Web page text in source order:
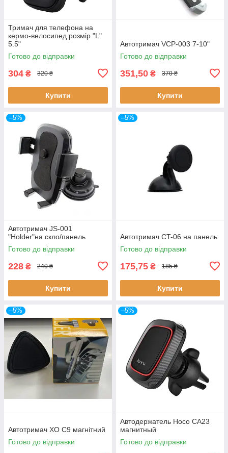
Тримач для телефона на
кермо-велосипед розмір "L"
5.5"
Готово до відправки
304 ₴ 320 ₴
Купити
Автотримач VCP-003 7-10"
Готово до відправки
351,50 ₴ 370 ₴
Купити
–5%
Автотримач JS-001
"Holder"на скло/панель
Готово до відправки
228 ₴ 240 ₴
Купити
–5%
Автотримач CT-06 на панель
Готово до відправки
175,75 ₴ 185 ₴
Купити
–5%
Автотримач XO C9 магнітний
Готово до відправки
–5%
Автодержатель Hoco CA23
магнитный
Готово до відправки